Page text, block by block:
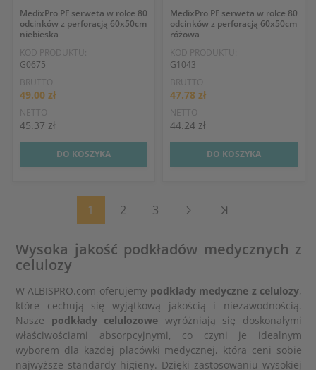
Wysoka jakość podkładów medycznych z
celulozy
W ALBISPRO.com oferujemy podkłady medyczne z celulozy,
które cechują się wyjątkową jakością i niezawodnością.
Nasze podkłady celulozowe wyróżniają się doskonałymi
właściwościami absorpcyjnymi, co czyni je idealnym
wyborem dla każdej placówki medycznej, która ceni sobie
najwyższe standardy higieny. Dzięki zastosowaniu wysokiej
MedixPro PF serweta w rolce 80
odcinków z perforacją 60x50cm
niebieska
KOD PRODUKTU:
G0675
BRUTTO
49.00 zł
NETTO
45.37 zł
DO KOSZYKA
MedixPro PF serweta w rolce 80
odcinków z perforacją 60x50cm
różowa
KOD PRODUKTU:
G1043
BRUTTO
47.78 zł
NETTO
44.24 zł
DO KOSZYKA
1 2 3